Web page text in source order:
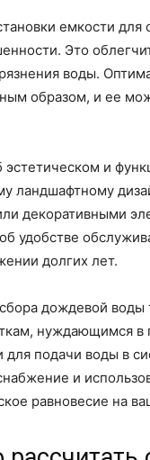
емкости для
Это
воды.
образом, и ее
эстетическом и
ландшафтному
декоративными
удобстве
долгих лет.
дождевой
нуждающимся в
для подачи воды в
и
равновесие на